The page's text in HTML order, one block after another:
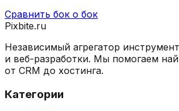
Сравнить бок о бок
Pixbite.ru
Независимый агрегатор
и веб-разработки. Мы помогаем
от CRM до хостинга.
Категории